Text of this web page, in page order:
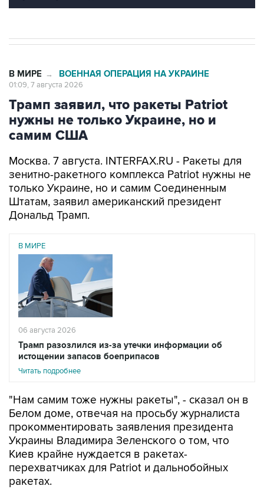
В МИРЕ → ВОЕННАЯ ОПЕРАЦИЯ НА УКРАИНЕ
01:09, 7 августа 2026
Трамп заявил, что ракеты Patriot
нужны не только Украине, но и
самим США
Москва. 7 августа. INTERFAX.RU - Ракеты для
зенитно-ракетного комплекса Patriot нужны не
только Украине, но и самим Соединенным
Штатам, заявил американский президент
Дональд Трамп.
В МИРЕ
06 августа 2026
Трамп разозлился из-за утечки информации об
истощении запасов боеприпасов
Читать подробнее
"Нам самим тоже нужны ракеты", - сказал он в
Белом доме, отвечая на просьбу журналиста
прокомментировать заявления президента
Украины Владимира Зеленского о том, что
Киев крайне нуждается в ракетах-
перехватчиках для Patriot и дальнобойных
ракетах.